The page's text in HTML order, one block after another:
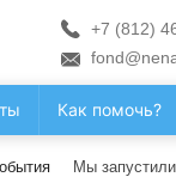
+7 (812)
Как помочь?
Мы